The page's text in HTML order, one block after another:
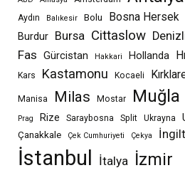
Aydın
Balıkesir Bolu Bosna Hersek
Burdur Bursa Cittaslow
Fas Gürcistan Hakkari Hollanda
Kars Kastamonu Kocaeli
Manisa Milas Mostar Muğla
Prag Rize Saraybosna Split Ukrayna
Çanakkale Çek Cumhuriyeti Çekya
İstanbul İtalya İzmir